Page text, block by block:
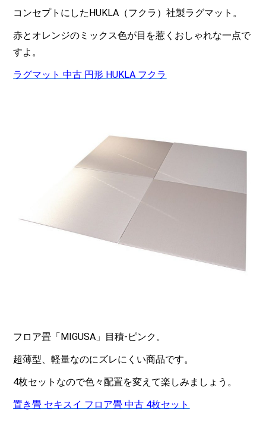
コンセプトにしたHUKLA（フクラ）社製ラグマット。
赤とオレンジのミックス色が目を惹くおしゃれな一点で
すよ。
ラグマット 中古 円形 HUKLA フクラ
フロア畳「MIGUSA」目積-ピンク。
超薄型、軽量なのにズレにくい商品です。
4枚セットなので色々配置を変えて楽しみましょう。
置き畳 セキスイ フロア畳 中古 4枚セット